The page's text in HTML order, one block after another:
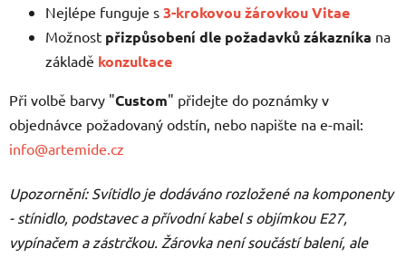
Nejlépe funguje s 3-krokovou žárovkou Vitae
Možnost přizpůsobení dle požadavků zákazníka na
základě konzultace
Při volbě barvy "Custom" přidejte do poznámky v
objednávce požadovaný odstín, nebo napište na e-mail:
info@artemide.cz
Upozornění: Svítidlo je dodáváno rozložené na komponenty
- stínidlo, podstavec a přívodní kabel s objímkou E27,
vypínačem a zástrčkou. Žárovka není součástí balení, ale